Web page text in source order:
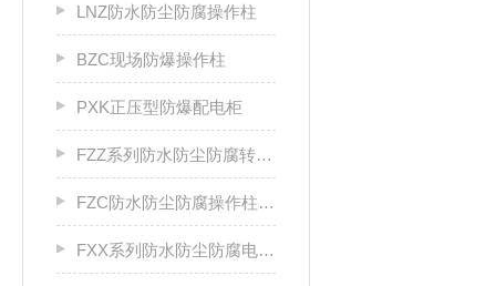
LNZ防水防尘防腐操作柱
BZC现场防爆操作柱
PXK正压型防爆配电柜
FZZ系列防水防尘防腐转换开关
FZC防水防尘防腐操作柱厂家
FXX系列防水防尘防腐电源插座箱